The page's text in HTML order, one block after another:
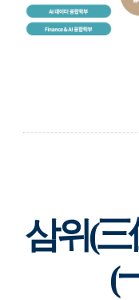
삼위(三
(